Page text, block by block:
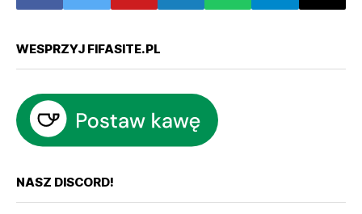
WESPRZYJ FIFASITE.PL
NASZ DISCORD!